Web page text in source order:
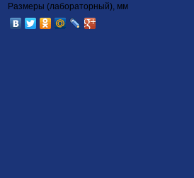
Размеры (лабораторный), мм